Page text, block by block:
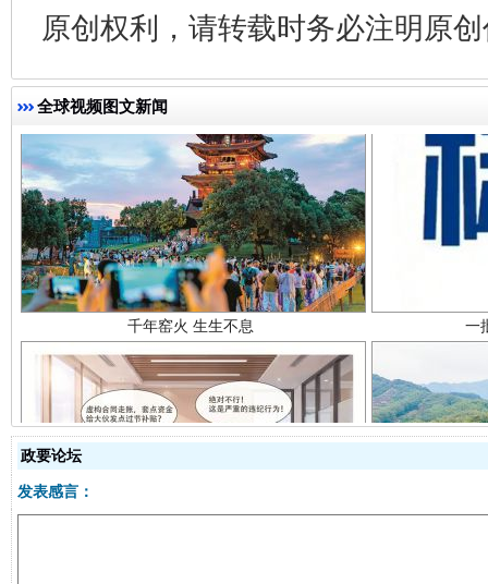
原创权利，请转载时务必注明原
全球视频图文新闻
千年窑火 生生不息
政要论坛
发表感言：